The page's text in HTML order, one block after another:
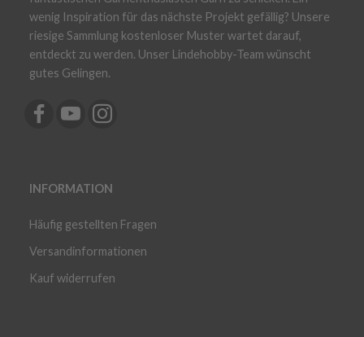
wenig Inspiration für das nächste Projekt gefällig? Unsere
riesige Sammlung kostenloser Muster wartet darauf,
entdeckt zu werden. Unser Lindehobby-Team wünscht
gutes Gelingen.
INFORMATION
Häufig gestellten Fragen
Versandinformationen
Kauf widerrufen